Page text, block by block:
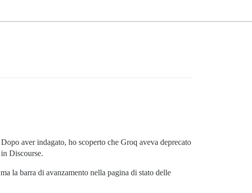
aver indagato, ho scoperto che Groq aveva deprecato
Discourse.
la barra di avanzamento nella pagina di stato delle